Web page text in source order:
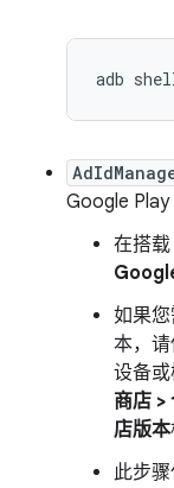
adb
Google Play
在搭
如果
本，
设备
商店 >
店版本
此步